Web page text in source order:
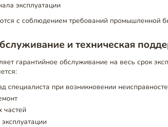
эксплуатации
с соблюдением требований промышленной
и техническая
гарантийное обслуживание на весь срок
специалиста при возникновении
частей